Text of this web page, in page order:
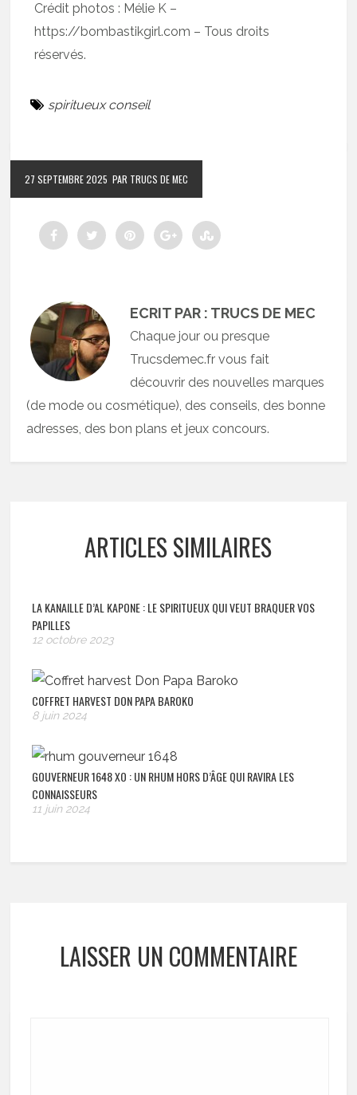
Crédit photos : Mélie K –
https://bombastikgirl.com – Tous droits
réservés.
spiritueux conseil
27 SEPTEMBRE 2025 PAR TRUCS DE MEC
ECRIT PAR : TRUCS DE MEC
Chaque jour ou presque
Trucsdemec.fr vous fait
découvrir des nouvelles marques
(de mode ou cosmétique), des conseils, des bonne
adresses, des bon plans et jeux concours.
ARTICLES SIMILAIRES
LA KANAILLE D’AL KAPONE : LE SPIRITUEUX QUI VEUT BRAQUER VOS
PAPILLES
12 octobre 2023
COFFRET HARVEST DON PAPA BAROKO
8 juin 2024
GOUVERNEUR 1648 XO : UN RHUM HORS D’ÂGE QUI RAVIRA LES
CONNAISSEURS
11 juin 2024
LAISSER UN COMMENTAIRE